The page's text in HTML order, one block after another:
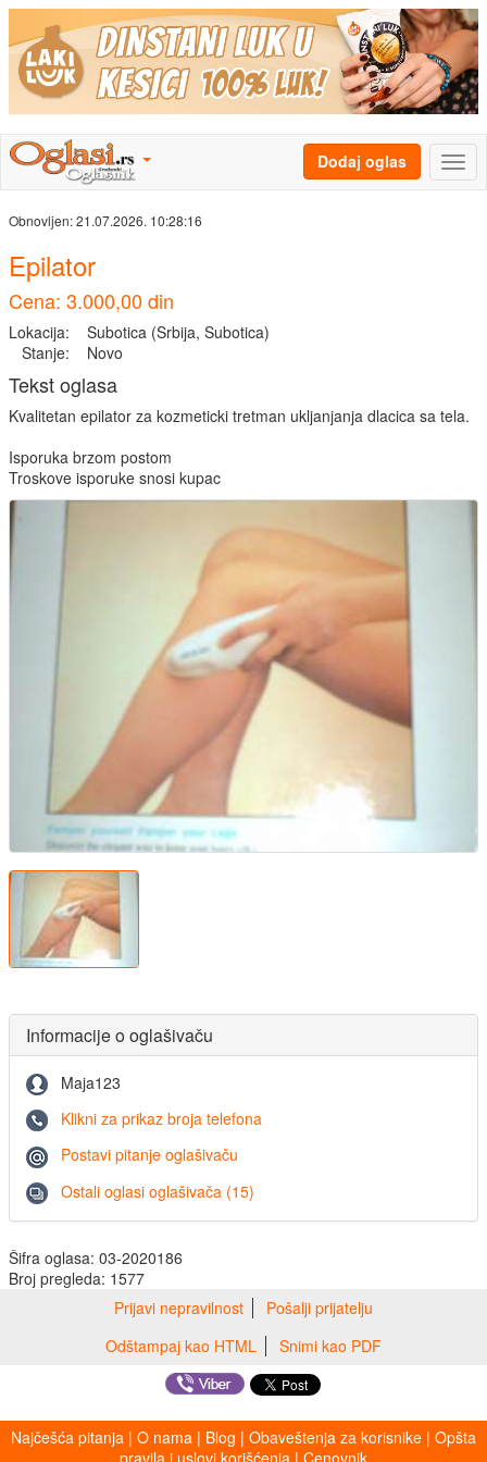
Dodaj oglas
Obnovljen:21.07.2026. 10:28:16
Epilator
Cena: 3.000,00 din
Lokacija:
Subotica (Srbija, Subotica)
Stanje:
Novo
Tekst oglasa
Kvalitetan epilator za kozmeticki tretman ukljanjanja dlacica sa tela.
Isporuka brzom postom
Troskove isporuke snosi kupac
Informacije o oglašivaču
Maja123
Klikni za prikaz broja telefona
Postavi pitanje oglašivaču
Ostali oglasi oglašivača (15)
Šifra oglasa: 03-2020186
Broj pregleda: 1577
Prijavi nepravilnost
Pošalji prijatelju
Odštampaj kao HTML
Snimi kao PDF
Najčešća pitanja | O nama | Blog | Obaveštenja za korisnike | Opšta
pravila i uslovi korišćenja | Cenovnik